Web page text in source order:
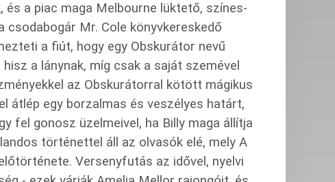
a piac maga Melbourne lüktető, színes-
Mr. Cole könyvkereskedő
a fiút, hogy egy Obskurátor nevű
a lánynak, míg csak a saját szemével
az Obskurátorral kötött mágikus
átlép egy borzalmas és veszélyes határt,
fel gonosz üzelmeivel, ha Billy maga állítja
történettel áll az olvasók elé, mely A
Versenyfutás az idővel, nyelvi